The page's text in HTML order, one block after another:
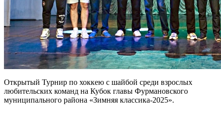
Открытый Турнир по хоккею с шайбой среди взрослых
любительских команд на Кубок главы Фурмановского
муниципального района «Зимняя классика-2025».